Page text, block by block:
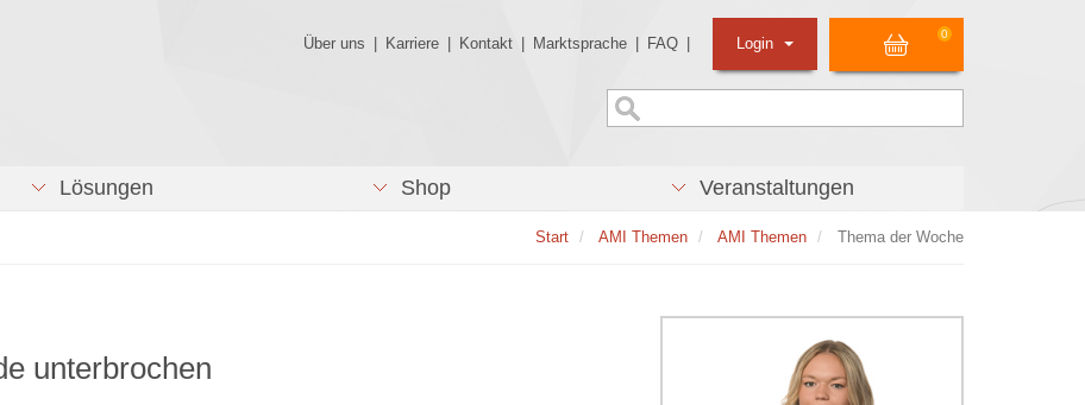
Über uns Karriere Kontakt Marktsprache FAQ
0
Login
Lösungen Shop Veranstaltungen
Start AMI Themen AMI Themen Thema der Woche
unterbrochen